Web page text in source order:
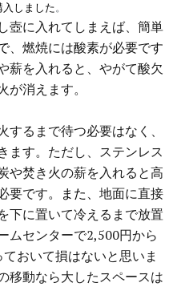
入しました。
壺に入れてしまえば、簡単
、燃焼には酸素が必要です
薪を入れると、やがて酸欠
消えます。
るまで待つ必要はなく、
ます。ただし、ステンレス
や焚き火の薪を入れると高
要です。また、 地面に直接
下に置いて冷えるまで放置
ムセンターで2,500円から
おいて損はないと思いま
移動なら大したスペースは